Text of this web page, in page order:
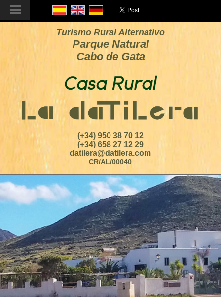
Turismo Rural Alternativo
Parque Natural
Cabo de Gata
(+34) 950 38 70 12
(+34) 658 27 12 29
datilera@datilera.com
CR/AL/00040